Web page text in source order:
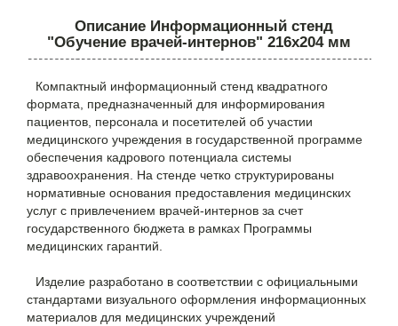
Описание Информационный стенд
"Обучение врачей-интернов" 216х204 мм
Компактный информационный стенд квадратного
формата, предназначенный для информирования
пациентов, персонала и посетителей об участии
медицинского учреждения в государственной программе
обеспечения кадрового потенциала системы
здравоохранения. На стенде четко структурированы
нормативные основания предоставления медицинских
услуг с привлечением врачей-интернов за счет
государственного бюджета в рамках Программы
медицинских гарантий.
Изделие разработано в соответствии с официальными
стандартами визуального оформления информационных
материалов для медицинских учреждений